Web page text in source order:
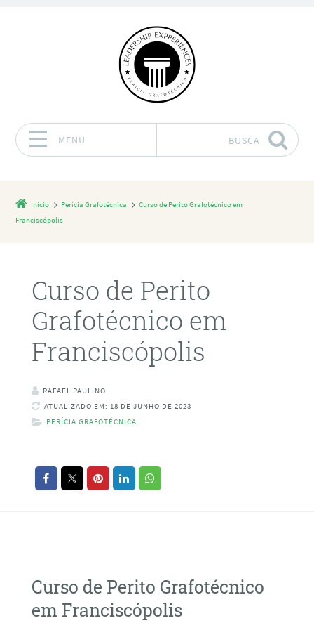
MENU BUSCA
Início Perícia Grafotécnica
Curso de Perito Grafotécnico em
Franciscópolis
Curso de Perito
Grafotécnico em
Franciscópolis
RAFAEL PAULINO
ATUALIZADO EM: 18 DE JUNHO DE 2023
PERÍCIA GRAFOTÉCNICA
Curso de Perito Grafotécnico
em Franciscópolis